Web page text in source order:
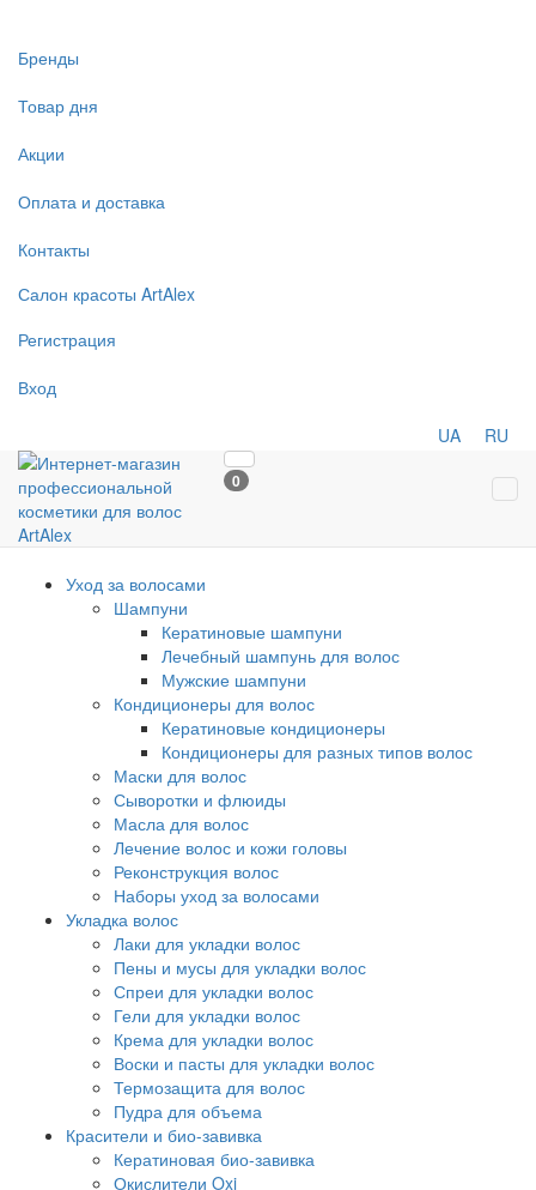
Бренды
Товар дня
Акции
Оплата и доставка
Контакты
Салон красоты ArtAlex
Регистрация
Вход
UA RU
0
Уход за волосами
Шампуни
Кератиновые шампуни
Лечебный шампунь для волос
Мужские шампуни
Кондиционеры для волос
Кератиновые кондиционеры
Кондиционеры для разных типов волос
Маски для волос
Сыворотки и флюиды
Масла для волос
Лечение волос и кожи головы
Реконструкция волос
Наборы уход за волосами
Укладка волос
Лаки для укладки волос
Пены и мусы для укладки волос
Спреи для укладки волос
Гели для укладки волос
Крема для укладки волос
Воски и пасты для укладки волос
Термозащита для волос
Пудра для объема
Красители и био-завивка
Кератиновая био-завивка
Окислители Oxi